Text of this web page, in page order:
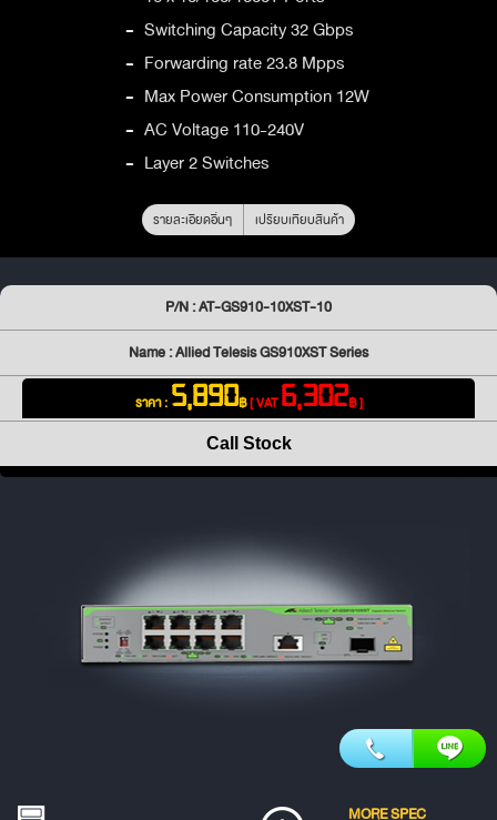
- Switching Capacity 32 Gbps
- Forwarding rate 23.8 Mpps
- Max Power Consumption 12W
- AC Voltage 110-240V
- Layer 2 Switches
รายละเอียดอื่นๆ เปรียบเทียบสินค้า
P/N : AT-GS910-10XST-10
Name : Allied Telesis GS910XST Series
ราคา : 5,890฿[ VAT6,302฿ ]
Call Stock
MORE SPEC